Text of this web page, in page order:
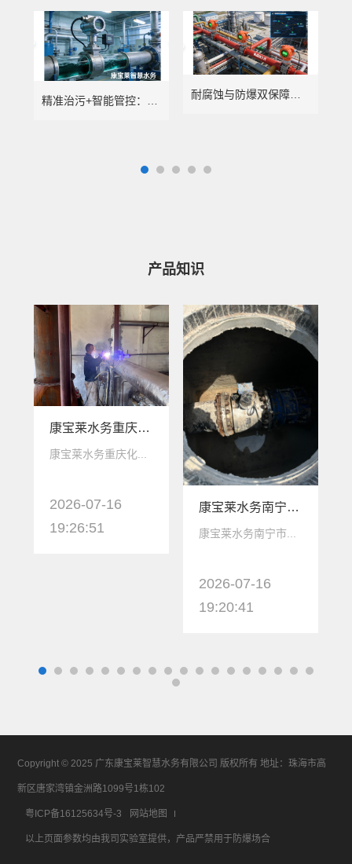
耐腐蚀与防爆双保障：康宝莱智慧水务赋能化工行业精准计量
产品知识
康宝莱水务重庆化工厂涡街流量计安装保质保量完成
康宝莱水务重庆化...
2026-07-16
19:26:51
康宝莱水务南宁市政管网换新项目圆满落地
康宝莱水务南宁市...
2026-07-16
19:20:41
Copyright © 2025 广东康宝莱智慧水务有限公司 版权所有 地址：珠海市高
新区唐家湾镇金洲路1099号1栋102
粤ICP备16125634号-3 网站地图
以上页面参数均由我司实验室提供，产品严禁用于防爆场合